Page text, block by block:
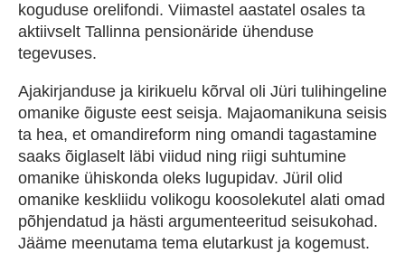
koguduse orelifondi. Viimastel aastatel osales ta
aktiivselt Tallinna pensionäride ühenduse
tegevuses.
Ajakirjanduse ja kirikuelu kõrval oli Jüri tulihingeline
omanike õiguste eest seisja. Majaomanikuna seisis
ta hea, et omandireform ning omandi tagastamine
saaks õiglaselt läbi viidud ning riigi suhtumine
omanike ühiskonda oleks lugupidav. Jüril olid
omanike keskliidu volikogu koosolekutel alati omad
põhjendatud ja hästi argumenteeritud seisukohad.
Jääme meenutama tema elutarkust ja kogemust.